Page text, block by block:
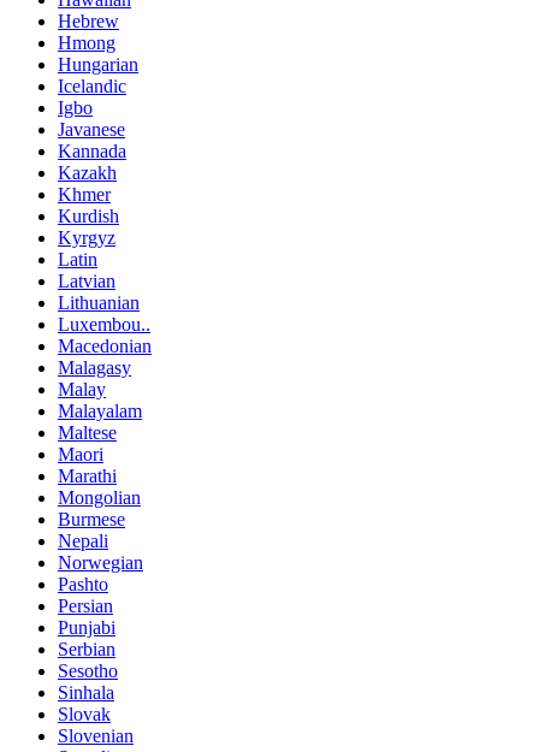
Hebrew
Hmong
Hungarian
Icelandic
Igbo
Javanese
Kannada
Kazakh
Khmer
Kurdish
Kyrgyz
Latin
Latvian
Lithuanian
Luxembou..
Macedonian
Malagasy
Malay
Malayalam
Maltese
Maori
Marathi
Mongolian
Burmese
Nepali
Norwegian
Pashto
Persian
Punjabi
Serbian
Sesotho
Sinhala
Slovak
Slovenian